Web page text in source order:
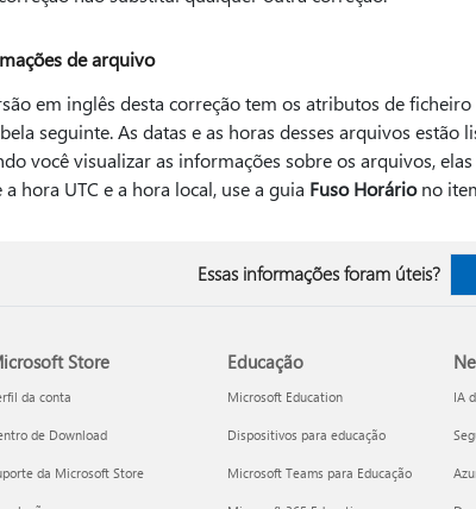
de arquivo
em inglês desta correção tem os atributos de
seguinte. As datas e as horas desses arquivos
você visualizar as informações sobre os arquivos,
a hora UTC e a hora local, use a guia Fuso Horáriono
Essas informações foram úteis?
Store
da conta
de Download
da Microsoft Store
Educação
Microsoft Education
Dispositivos para educação
Microsoft Teams para Educação
IA